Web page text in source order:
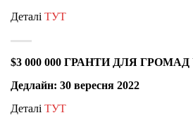
Деталі ТУТ
$3 000 000 ГРАНТИ ДЛЯ
Дедлайн: 30 вересня 2022
Деталі ТУТ